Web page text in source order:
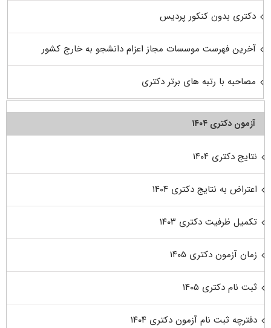
دکتری بدون کنکور پردیس
آخرین فهرست موسسات مجاز اعزام دانشجو به خارج کشور
مصاحبه با رتبه های برتر دکتری
آزمون دکتری ۱۴۰۴
نتایج دکتری ۱۴۰۴
اعتراض به نتایج دکتری ۱۴۰۴
تکمیل ظرفیت دکتری ۱۴۰۳
زمان آزمون دکتری ۱۴۰۵
ثبت نام دکتری ۱۴۰۵
دفترچه ثبت نام آزمون دکتری ۱۴۰۴